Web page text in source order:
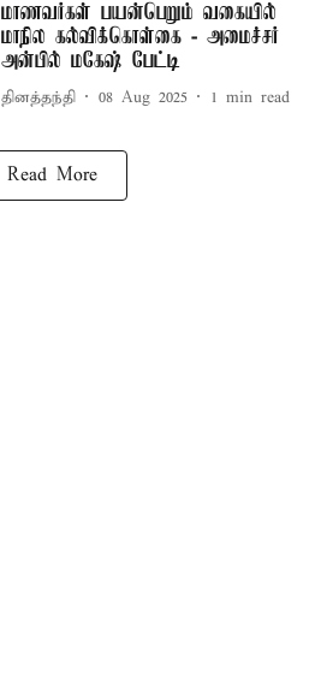
மாணவர்கள் பயன்பெறும் வகையில்
மாநில கல்விக்கொள்கை - அமைச்சர்
அன்பில் மகேஷ் பேட்டி
தினத்தந்தி 08 Aug 2025 1 min read
Read More